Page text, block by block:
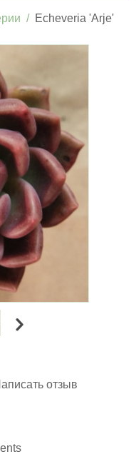
/ Echeveria 'Arje'
отзыв